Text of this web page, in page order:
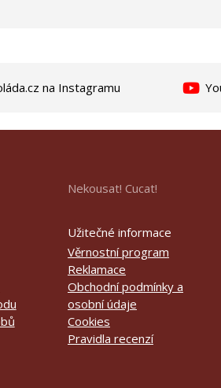
na Instagramu
Nekousat! Cucat!
Užitečné informace
Věrnostní program
Reklamace
Obchodní podmínky a
osobní údaje
Cookies
Pravidla recenzí